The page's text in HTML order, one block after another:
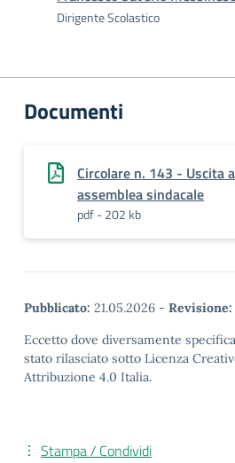
Dirigente Scolastico
Documenti
Circolare n. 143 - Uscita
assemblea sindacale
pdf - 202 kb
Pubblicato: 21.05.2026 - Revisione:
Eccetto dove diversamente
stato rilasciato sotto Licenza
Attribuzione 4.0 Italia.
Stampa / Condividi